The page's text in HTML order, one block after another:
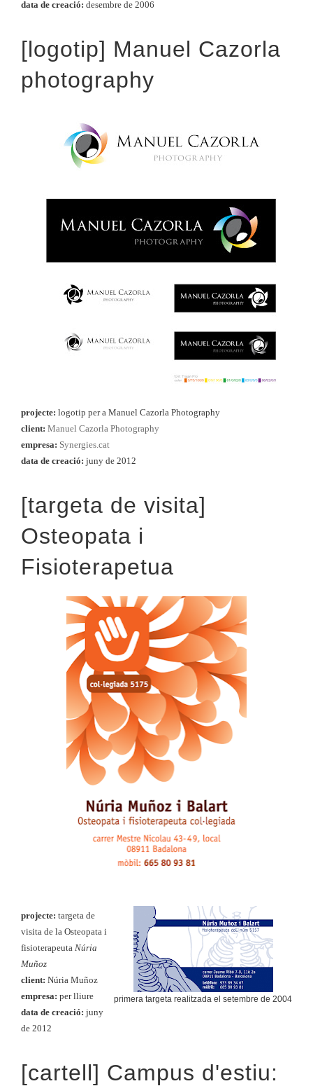
data de creació: desembre de 2006
[logotip] Manuel Cazorla
photography
projecte: logotip per a Manuel Cazorla Photography
client: Manuel Cazorla Photography
empresa: Synergies.cat
data de creació: juny de 2012
[targeta de visita]
Osteopata i
Fisioterapetua
primera targeta realitzada el setembre de 2004
projecte: targeta de
visita de la Osteopata i
fisioterapeuta Núria
Muñoz
client: Núria Muñoz
empresa: per lliure
data de creació: juny
de 2012
[cartell] Campus d'estiu: